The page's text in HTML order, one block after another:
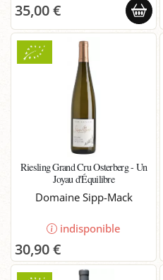
35,00 €
Riesling Grand Cru Osterberg - Un
Joyau d'Équilibre
Domaine Sipp-Mack
indisponible
30,90 €